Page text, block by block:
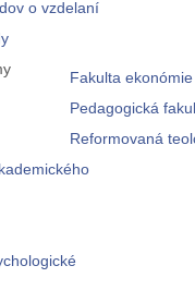
o vzdelaní
Fakulta
Pedagogická
Reformovaná